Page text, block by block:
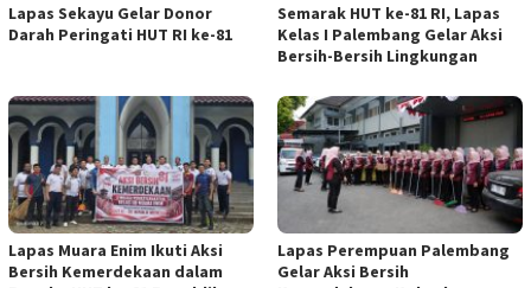
Lapas Sekayu Gelar Donor
Darah Peringati HUT RI ke-81
Semarak HUT ke-81 RI, Lapas
Kelas I Palembang Gelar Aksi
Bersih-Bersih Lingkungan
Lapas Muara Enim Ikuti Aksi
Bersih Kemerdekaan dalam
Lapas Perempuan Palembang
Gelar Aksi Bersih